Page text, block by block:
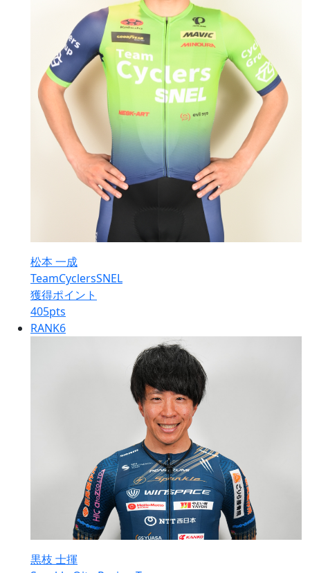
松本 一成
TeamCyclersSNEL
獲得ポイント
405pts
RANK6
黒枝 士揮